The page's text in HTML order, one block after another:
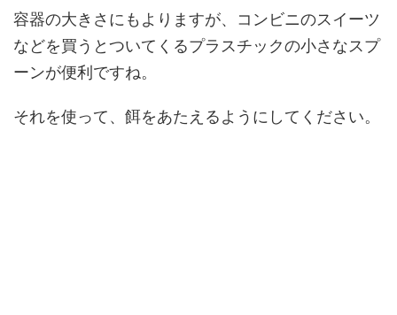
容器の大きさにもよりますが、コンビニのスイーツ
などを買うとついてくるプラスチックの小さなスプ
ーンが便利ですね。
それを使って、餌をあたえるようにしてください。